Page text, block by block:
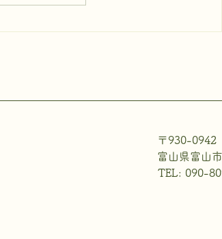
〒930-0942
富山県富山
TEL: 090-